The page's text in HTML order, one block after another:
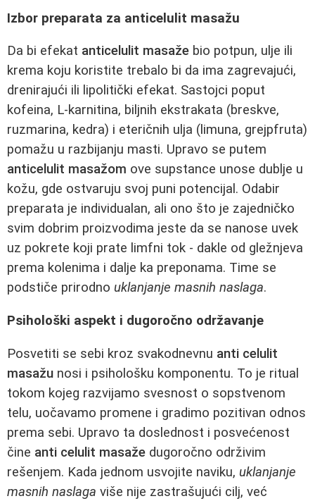
Izbor preparata za anticelulit masažu
Da bi efekat anticelulit masaže bio potpun, ulje ili
krema koju koristite trebalo bi da ima zagrevajući,
drenirajući ili lipolitički efekat. Sastojci poput
kofeina, L-karnitina, biljnih ekstrakata (breskve,
ruzmarina, kedra) i eteričnih ulja (limuna, grejpfruta)
pomažu u razbijanju masti. Upravo se putem
anticelulit masažom ove supstance unose dublje u
kožu, gde ostvaruju svoj puni potencijal. Odabir
preparata je individualan, ali ono što je zajedničko
svim dobrim proizvodima jeste da se nanose uvek
uz pokrete koji prate limfni tok - dakle od gležnjeva
prema kolenima i dalje ka preponama. Time se
podstiče prirodno uklanjanje masnih naslaga.
Psihološki aspekt i dugoročno održavanje
Posvetiti se sebi kroz svakodnevnu anti celulit
masažu nosi i psihološku komponentu. To je ritual
tokom kojeg razvijamo svesnost o sopstvenom
telu, uočavamo promene i gradimo pozitivan odnos
prema sebi. Upravo ta doslednost i posvećenost
čine anti celulit masaže dugoročno održivim
rešenjem. Kada jednom usvojite naviku, uklanjanje
masnih naslaga više nije zastrašujući cilj, već